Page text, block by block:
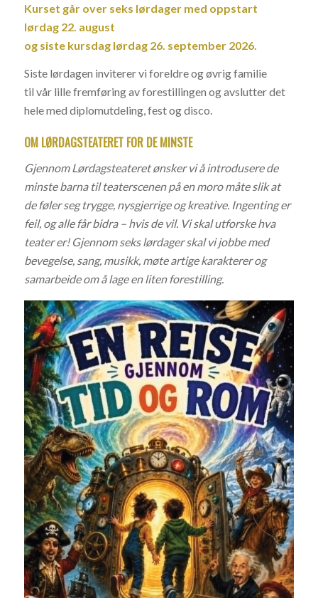
Kurset går over seks lørdager med oppstart
lørdag 22. august
og siste kursdag lørdag 26. september 2026.
Siste lørdagen inviterer vi foreldre og øvrig familie
til vår lille fremføring av forestillingen og avslutter det
hele med diplomutdeling, fest og disco.
OM LØRDAGSTEATERET FOR DE MINSTE
Gjennom Lørdagsteateret ønsker vi å introdusere de
minste barna til teaterscenen på en moro måte slik at
de føler seg trygge, nysgjerrige og kreative. Ingenting er
feil, og alle får bidra – hvis de vil. Vi skal utforske hva
teater er! Gjennom seks lørdager skal vi jobbe med
bevegelse, sang, musikk, møte artige karaktererog
samarbeide om å lage en liten forestilling.